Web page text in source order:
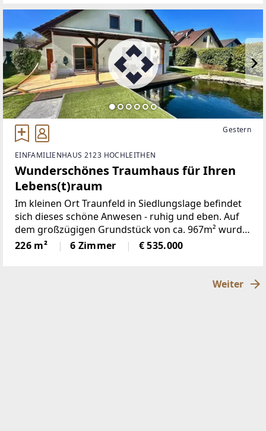
bietet auf
Gestern
EINFAMILIENHAUS 2123 HOCHLEITHEN
Wunderschönes Traumhaus für Ihren
Lebens(t)raum
Im kleinen Ort Traunfeld in Siedlungslage befindet
sich dieses schöne Anwesen - ruhig und eben. Auf
dem großzügigen Grundstück von ca. 967m² wurde
folgendes errichtet:- Wohnhaus mit ca. 226m²
Wohnfläche- überdachte Terrasse- Teich /
226 m² 6 Zimmer € 535.000
Weiter